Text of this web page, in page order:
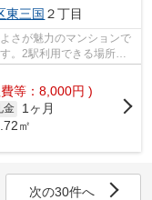
東三国 ２丁目
さが魅力のマンションで
。2駅利用できる場所に
等：8,000円 )
金
1ヶ月
㎡
次の30件へ